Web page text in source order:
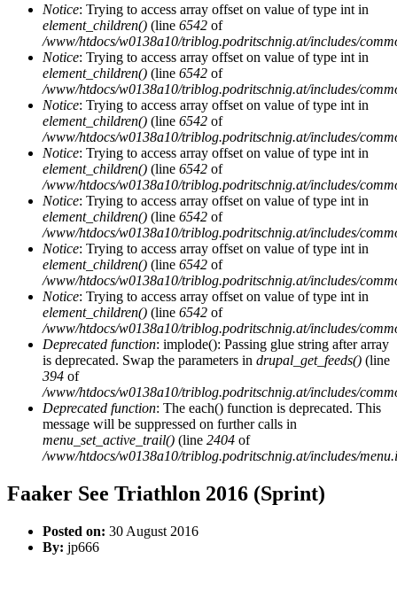
Notice: Trying to access array offset on value of type int in
element_children() (line 6542 of
/www/htdocs/w0138a10/triblog.podritschnig.at/includes/
Notice: Trying to access array offset on value of type int in
element_children() (line 6542 of
/www/htdocs/w0138a10/triblog.podritschnig.at/includes/
Notice: Trying to access array offset on value of type int in
element_children() (line 6542 of
/www/htdocs/w0138a10/triblog.podritschnig.at/includes/
Notice: Trying to access array offset on value of type int in
element_children() (line 6542 of
/www/htdocs/w0138a10/triblog.podritschnig.at/includes/
Notice: Trying to access array offset on value of type int in
element_children() (line 6542 of
/www/htdocs/w0138a10/triblog.podritschnig.at/includes/
Notice: Trying to access array offset on value of type int in
element_children() (line 6542 of
/www/htdocs/w0138a10/triblog.podritschnig.at/includes/
Notice: Trying to access array offset on value of type int in
element_children() (line 6542 of
/www/htdocs/w0138a10/triblog.podritschnig.at/includes/
Deprecated function: implode(): Passing glue string after array
is deprecated. Swap the parameters in drupal_get_feeds() (line
394 of
/www/htdocs/w0138a10/triblog.podritschnig.at/includes/
Deprecated function: The each() function is deprecated. This
message will be suppressed on further calls in
menu_set_active_trail() (line 2404 of
/www/htdocs/w0138a10/triblog.podritschnig.at/includes/
Faaker See Triathlon 2016 (Sprint)
Posted on: 30 August 2016
By: jp666